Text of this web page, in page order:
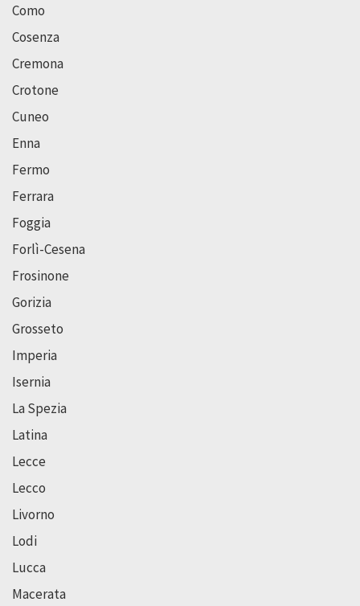
Como
Cosenza
Cremona
Crotone
Cuneo
Enna
Fermo
Ferrara
Foggia
Forlì-Cesena
Frosinone
Gorizia
Grosseto
Imperia
Isernia
La Spezia
Latina
Lecce
Lecco
Livorno
Lodi
Lucca
Macerata